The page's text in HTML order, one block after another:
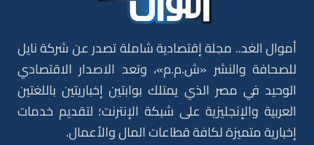
أموال الغد.. مجلة إقتصادية شاملة تصدر عن شركة نايل
للصحافة والنشر «ش.م.م»، وتعد الاصدار الاقتصادي
الوحيد في مصر الذي يمتلك بوابتين إخباريتين باللغتين
العربية والإنجليزية على شبكة الإنترنت؛ لتقديم خدمات
إخبارية متميزة لكافة قطاعات المال والأعمال.